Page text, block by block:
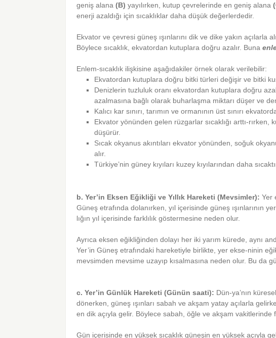
geniş alana(B) yayılırken, kutup çevrelerinde en geniş alana
enerji azaldığı için sıcaklıklar daha düşük değerlerdedir.
Ekvator ve çevresi güneş ışınlarını dik ve dike yakın açılarla
Böylece sıcaklık, ekvatordan kutuplara doğru azalır. Buna
Enlem-sıcaklık ilişkisine aşağıdakiler örnek olarak verilebilir:
Ekvatordan kutuplara doğru bitki türleri değişir ve bitki
Denizlerin tuzluluk oranı ekvatordan kutuplara doğru
azalmasına bağlı olarak buharlaşma miktarı düşer ve
Kalıcı kar sınırı, tarımın ve ormanının üst sınırı
Ekvator yönünden gelen rüzgarlar sıcaklığı arttı-rırken,
düşürür.
Sıcak okyanus akıntıları ekvator yönünden, soğuk
alır.
Türkiye’nin güney kıyıları kuzey kıyılarından daha
b. Yer’in Eksen Eğikliği ve Yıllık Hareketi (Mevsimler): Yer
Güneş etrafında dolanırken, yıl içerisinde güneş ışınlarının
lığın yıl içerisinde farklılık göstermesine neden olur.
Ayrıca eksen eğikliğinden dolayı her iki yarım kürede, aynı
Yer’in Güneş etrafındaki hareketiyle birlikte, yer ekse-ninin
mevsimden mevsime uzayıp kısalmasına neden olur. Bu da
c. Yer’in Günlük Hareketi (Günün saati): Dün-ya’nın
dönerken, güneş ışınları sabah ve akşam yatay açılarla
en dik açıyla gelir. Böylece sabah, öğle ve akşam vakitlerinde
Gün içerisinde en yüksek sıcaklık güneşin en yüksek açıyla